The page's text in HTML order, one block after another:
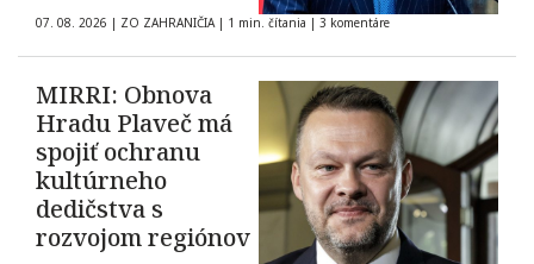
07. 08. 2026 | ZO ZAHRANIČIA | 1 min. čítania | 3 komentáre
MIRRI: Obnova
Hradu Plaveč má
spojiť ochranu
kultúrneho
dedičstva s
rozvojom regiónov